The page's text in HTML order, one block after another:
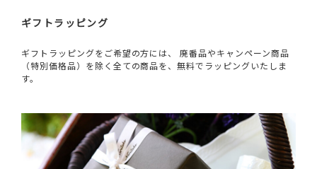
ギフトラッピング
ギフトラッピングをご希望の方には、 廃番品やキャンペーン商品
（特別価格品）を除く全ての商品を、無料でラッピングいたしま
す。